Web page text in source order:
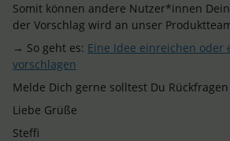
Somit können andere Nutzer*innen
der Vorschlag wird an unser
→ So geht es: Eine Idee einreichen oder
vorschlagen
Melde Dich gerne solltest Du
Liebe Grüße
Steffi